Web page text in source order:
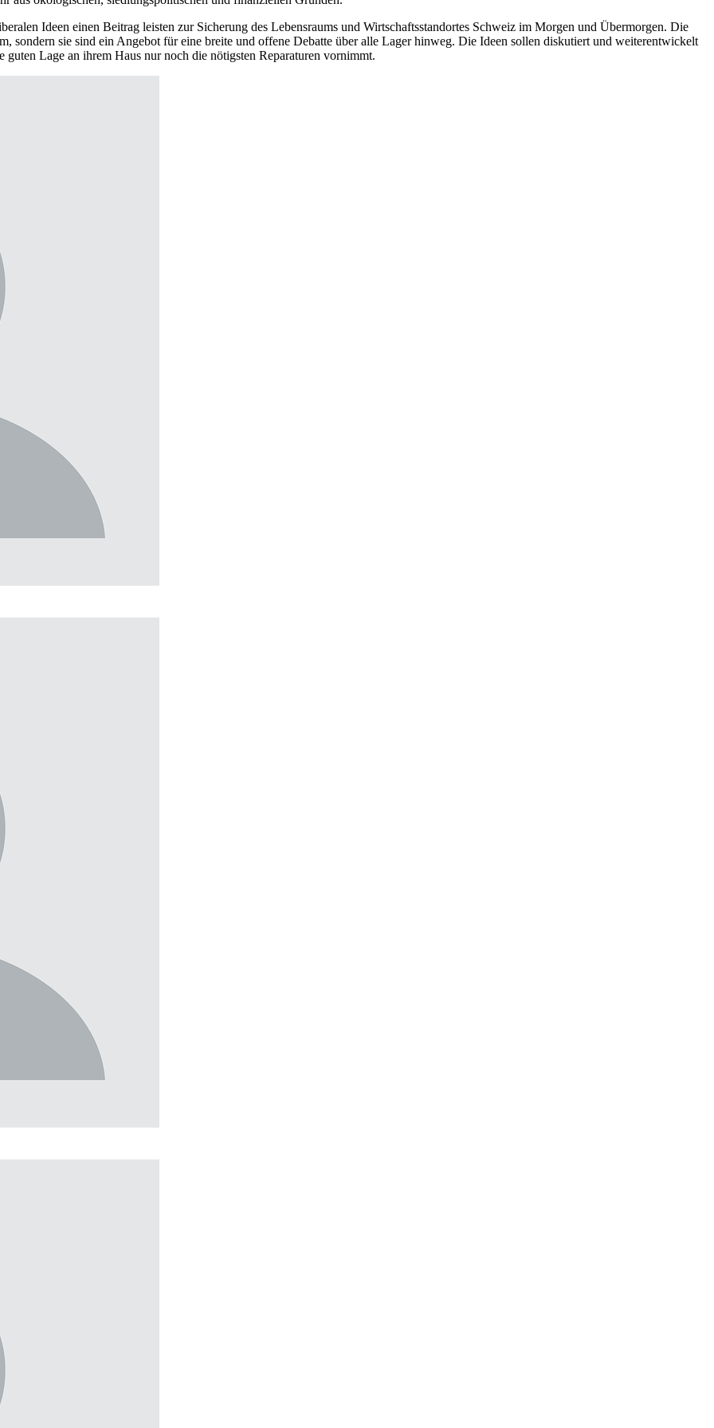
Ideen einen Beitrag leisten zur Sicherung des Lebensraums und Wirtschaftsstandortes Schweiz im Morgen und Übermorgen. Die
sondern sie sind ein Angebot für eine breite und offene Debatte über alle Lager hinweg. Die Ideen sollen diskutiert und weiterentwickelt
Lage an ihrem Haus nur noch die nötigsten Reparaturen vornimmt.